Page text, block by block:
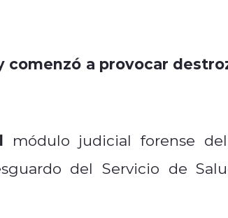
comenzó a provocar
módulo judicial forense del
del Servicio de